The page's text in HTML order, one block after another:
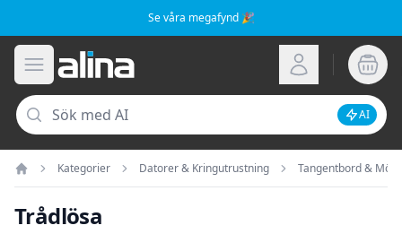
Se våra megafynd 🎉
Öppna meny
Alina.se Logga in
Sök
AI
Hem
Kategorier Datorer & Kringutrustning Tangentbord & Möss
Trådlösa